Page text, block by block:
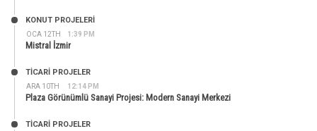
OCA 12TH 1:39 PM
KONUT PROJELERI
Mistral İzmir
ARA 10TH 12:14 PM
TİCARİ PROJELER
Plaza Görünümlü Sanayi Projesi: Modern Sanayi Merkezi
TİCARİ PROJELER